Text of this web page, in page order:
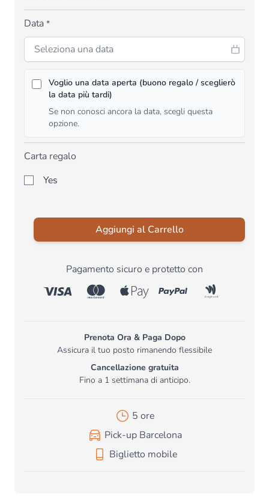
Data *
Voglio una data aperta (buono regalo / sceglierò
la data più tardi)
Se non conosci ancora la data, scegli questa
opzione.
Carta regalo
Yes
Aggiungi al Carrello
Pagamento sicuro e protetto con
Prenota Ora & Paga Dopo
Assicura il tuo posto rimanendo flessibile
Cancellazione gratuita
Fino a 1 settimana di anticipo.
5 ore
Pick-up Barcelona
Biglietto mobile